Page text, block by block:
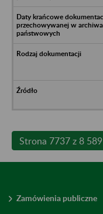
Strona 7737 z 8 589
Zamówienia publiczne